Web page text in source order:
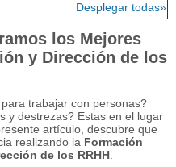
Desplegar todas»
los Mejores
y Dirección de los
trabajar con personas?
y destrezas? Estas en el lugar
artículo, descubre que
realizando la Formación
de los RRHH